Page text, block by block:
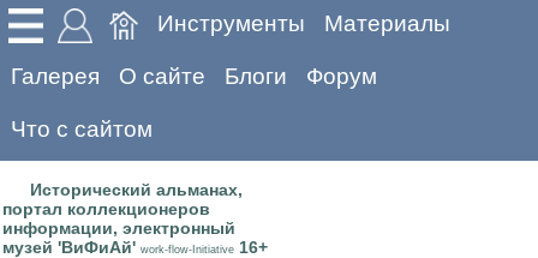
Инструменты Материалы
Галерея О сайте Блоги Форум
Что с сайтом
Исторический альманах,
портал коллекционеров
информации, электронный
музей 'ВиФиАй' work-flow-Initiative 16+